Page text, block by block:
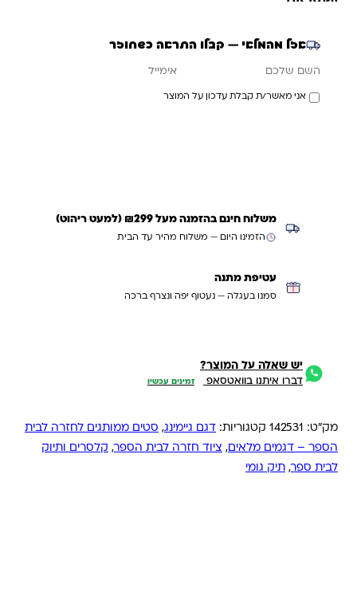
אזל מהמלאי — קבלו התראה כשחוזר
אני מאשר/ת קבלת עדכון על המוצר
משלוח חינם בהזמנה מעל ₪299 (למעט ריהוט)
הזמינו היום — משלוח מהיר עד הבית
עטיפת מתנה
סמנו בעגלה — נעטוף יפה ונצרף ברכה
יש שאלה על המוצר?
דברו איתנו בוואטסאפ זמינים עכשיו
מק"ט: 142531 קטגוריות: דגם גיימינג, סטים ממותגים לחזרה לבית
הספר – דגמים מלאים, ציוד חזרה לבית הספר, קלסרים ותיוק
לבית ספר, תיק גומי